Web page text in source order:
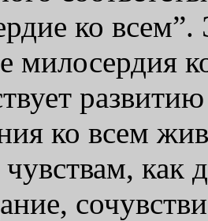
ко
милосердия
ко всем
как